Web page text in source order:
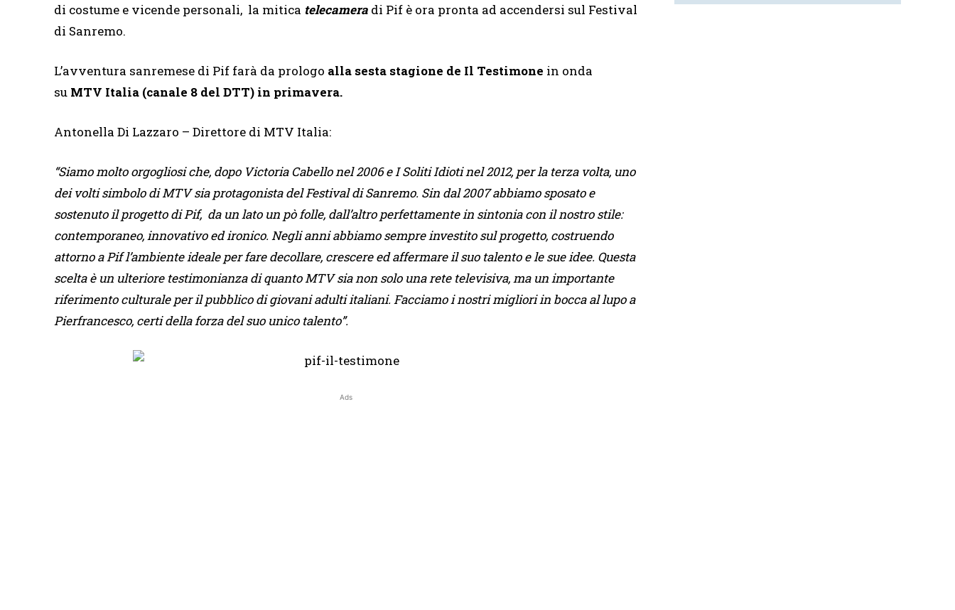
di costume e vicende personali, la mitica telecamera di Pif è ora pronta ad accendersi sul Festival
di Sanremo.
L’avventura sanremese di Pif farà da prologo alla sesta stagione de Il Testimone in onda
su MTV Italia (canale 8 del DTT) in primavera.
Antonella Di Lazzaro – Direttore di MTV Italia:
“Siamo molto orgogliosi che, dopo Victoria Cabello nel 2006 e I Soliti Idioti nel 2012, per la terza volta, uno
dei volti simbolo di MTV sia protagonista del Festival di Sanremo. Sin dal 2007 abbiamo sposato e
sostenuto il progetto di Pif, da un lato un pò folle, dall’altro perfettamente in sintonia con il nostro stile:
contemporaneo, innovativo ed ironico. Negli anni abbiamo sempre investito sul progetto, costruendo
attorno a Pif l’ambiente ideale per fare decollare, crescere ed affermare il suo talento e le sue idee. Questa
scelta è un ulteriore testimonianza di quanto MTV sia non solo una rete televisiva, ma un importante
riferimento culturale per il pubblico di giovani adulti italiani.Facciamo i nostri migliori in bocca al lupo a
Pierfrancesco, certi della forza del suo unico talento”.
Ads